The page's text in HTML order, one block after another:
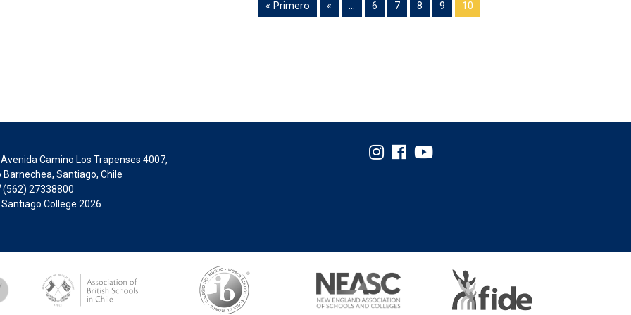
« Primero « ... 6 7 8 9 10
Camino Los Trapenses 4007,
Barnechea, Santiago, Chile
(562) 27338800
College 2026